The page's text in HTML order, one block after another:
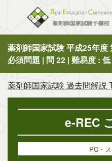
薬剤師国家試験 平成25年度
必須問題 | 問 22 | 難易度 : 低
薬剤師国家試験 過去問解説
e-REC
PC・